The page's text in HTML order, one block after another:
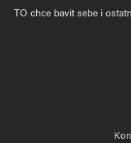
TO chce bavit sebe i